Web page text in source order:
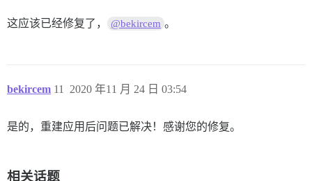
这应该已经修复了， @bekircem 。
bekircem 2020 年11 月 24 日 03:54
11
是的，重建应用后问题已解决！感谢您的修复。
相关话题